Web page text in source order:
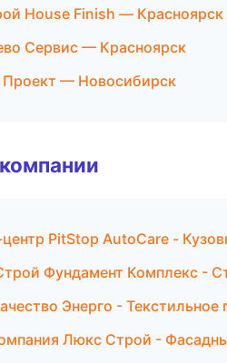
House Finish — Красноярск
Сервис — Красноярск
Проект — Новосибирск
PitStop AutoCare -
Фундамент Комплекс -
Энерго - Текстильное
Люкс Строй -